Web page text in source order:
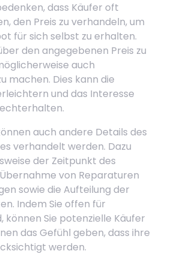
dass Käufer oft
den Preis zu verhandeln, um
für sich selbst zu erhalten.
den angegebenen Preis zu
auch
machen. Dies kann die
und das Interesse
auch andere Details des
verhandelt werden. Dazu
der Zeitpunkt des
von Reparaturen
sowie die Aufteilung der
Indem Sie offen für
können Sie potenzielle Käufer
das Gefühl geben, dass ihre
werden.